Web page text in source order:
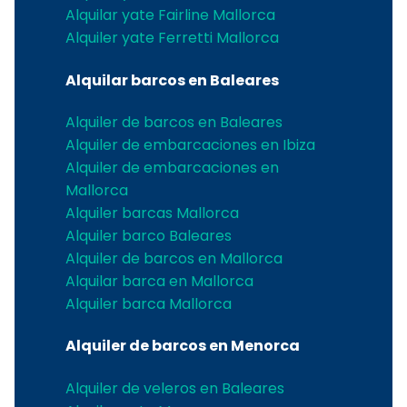
Alquilar yate Fairline Mallorca
Alquiler yate Ferretti Mallorca
Alquilar barcos en Baleares
Alquiler de barcos en Baleares
Alquiler de embarcaciones en Ibiza
Alquiler de embarcaciones en
Mallorca
Alquiler barcas Mallorca
Alquiler barco Baleares
Alquiler de barcos en Mallorca
Alquilar barca en Mallorca
Alquiler barca Mallorca
Alquiler de barcos en Menorca
Alquiler de veleros en Baleares